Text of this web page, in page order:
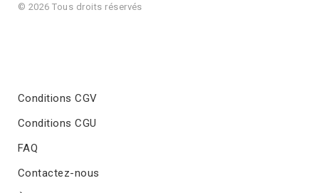
© 2026 Tous droits réservés
Conditions CGV
Conditions CGU
FAQ
Contactez-nous